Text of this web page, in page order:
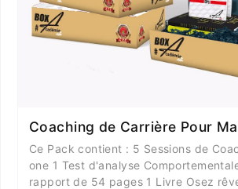
Coaching de Carrière Pour
Ce Pack contient : 5 Sessions de
one 1 Test d'analyse
rapport de 54 pages 1 Livre Osez